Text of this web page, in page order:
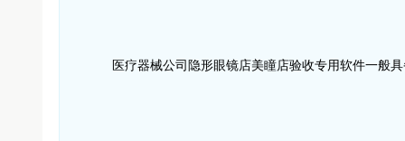
医疗器械公司隐形眼镜店美瞳店验收专用软件一般